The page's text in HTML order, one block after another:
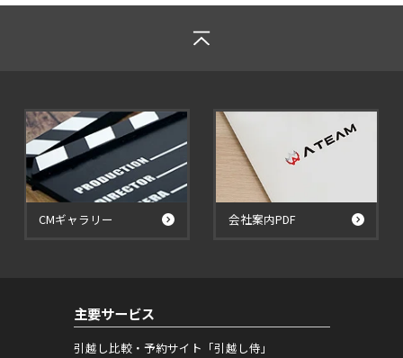
CMギャラリー 会社案内PDF
主要サービス
引越し比較・予約サイト「引越し侍」